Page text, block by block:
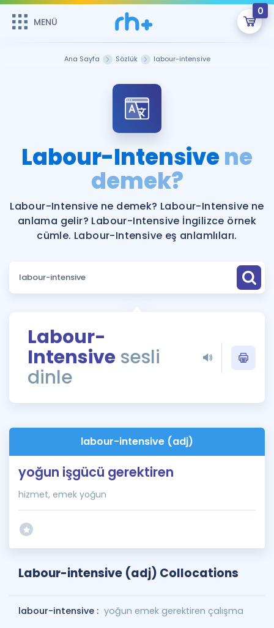
MENÜ
0
Şifremi Hatırlamıyorum
Sepetin Şu An Boş.
Remzi Hoca ile seni sınava hazırlayacak onlarca eğitim seni
bekliyor!
MENÜ
Katılımcı Görüşleri
Faydalı Araçlar
Ücretsiz Kaynaklar
ÖSYM Sınav Takvimi
Kampanyalar
İngilizce Gramer
Ana Sayfa Sözlük labour-intensive
Labour-Intensivene
demek?
Labour-Intensive ne demek? Labour-Intensive ne
anlama gelir? Labour-Intensive İngilizce örnek
cümle. Labour-Intensive eş anlamlıları.
Labour-
Intensive sesli
dinle
labour-intensive (adj)
yoğun işgücü gerektiren
hizmet, emek yoğun
Labour-intensive (adj) Collocations
labour-intensive : yoğun emek gerektiren çalışma